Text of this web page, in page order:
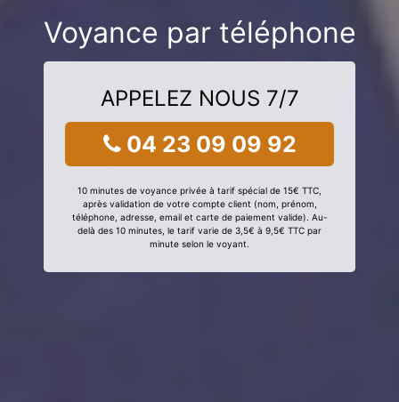
Voyance par téléphone
APPELEZ NOUS 7/7
04 23 09 09 92
10 minutes de voyance privée à tarif spécial de 15€ TTC,
après validation de votre compte client (nom, prénom,
téléphone, adresse, email et carte de paiement valide). Au-
delà des 10 minutes, le tarif varie de 3,5€ à 9,5€ TTC par
minute selon le voyant.